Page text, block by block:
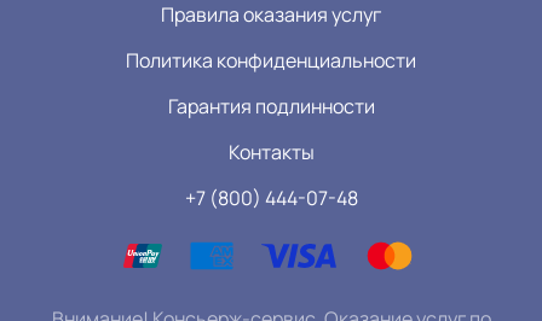
Правила оказания услуг
Политика конфиденциальности
Гарантия подлинности
Контакты
+7 (800) 444-07-48